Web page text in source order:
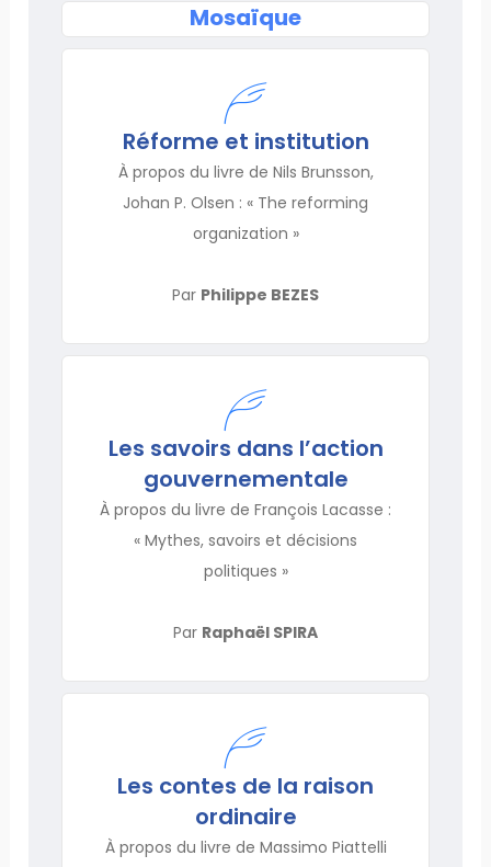
Mosaïque
Réforme et institution
À propos du livre de Nils Brunsson,
Johan P. Olsen : « The reforming
organization »
Par Philippe BEZES
Les savoirs dans l’action
gouvernementale
À propos du livre de François Lacasse :
« Mythes, savoirs et décisions
politiques »
Par Raphaël SPIRA
Les contes de la raison
ordinaire
À propos du livre de Massimo Piattelli